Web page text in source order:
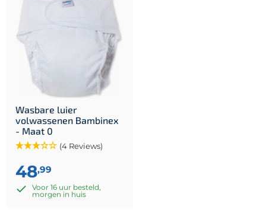
Wasbare luier
volwassenen Bambinex
- Maat 0
(4 Reviews)
48,99
Voor 16 uur besteld,
morgen in huis